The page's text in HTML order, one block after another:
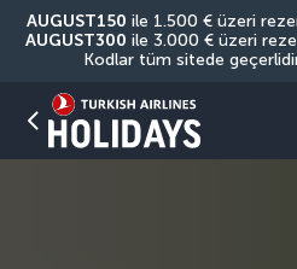
AUGUST150 ile 1.500 € üzeri
AUGUST300 ile 3.000 € üzeri
Kodlar tüm sitede